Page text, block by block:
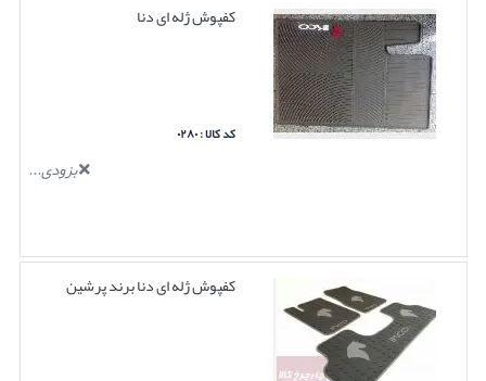
کفپوش ژله ای دنا
کد کالا : ۰۲۸۰
بزودی...
کفپوش ژله ای دنا برند پرشین